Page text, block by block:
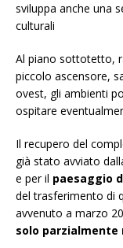
sviluppa anche una
culturali
Al piano sottotetto,
piccolo ascensore,
ovest, gli ambienti
ospitare
Il recupero del
già stato avviato
e per il paesaggio
del trasferimento di
avvenuto a marzo
solo parzialmente